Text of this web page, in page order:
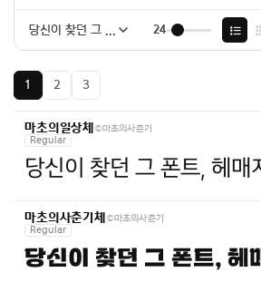
당신이 찾던 그 폰트, 헤매지 말고 바로 폰코!
24
1 2 3
마초의일상체 ©마초의사춘기
Regular
마초의사춘기체 ©마초의사춘기
Regular